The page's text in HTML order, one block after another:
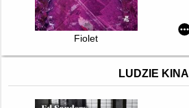
Fiolet
LUDZIE KINA